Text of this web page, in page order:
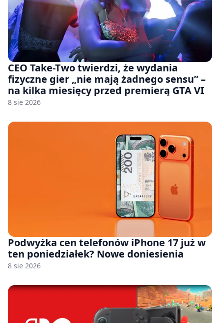
CEO Take-Two twierdzi, że wydania
fizyczne gier „nie mają żadnego sensu” –
na kilka miesięcy przed premierą GTA VI
8 sie 2026
Podwyżka cen telefonów iPhone 17 już w
ten poniedziałek? Nowe doniesienia
8 sie 2026